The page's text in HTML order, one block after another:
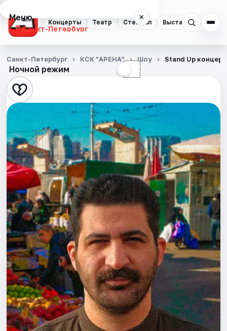
Концерты Театр Стендап Выставки
Меню ×
Санкт-Петербург
Концерты
Театр
Стендап
Выставки
Квесты
Экскурсии
Спорт
События
Города
Площадки
Артисты
Рейтинги
Ночной режим ☾
Санкт-Петербург КСК "АРЕНА" Шоу Stand Up